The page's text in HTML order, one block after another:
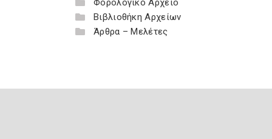
Φορολογικό Αρχείο
Βιβλιοθήκη Αρχείων
Άρθρα – Μελέτες